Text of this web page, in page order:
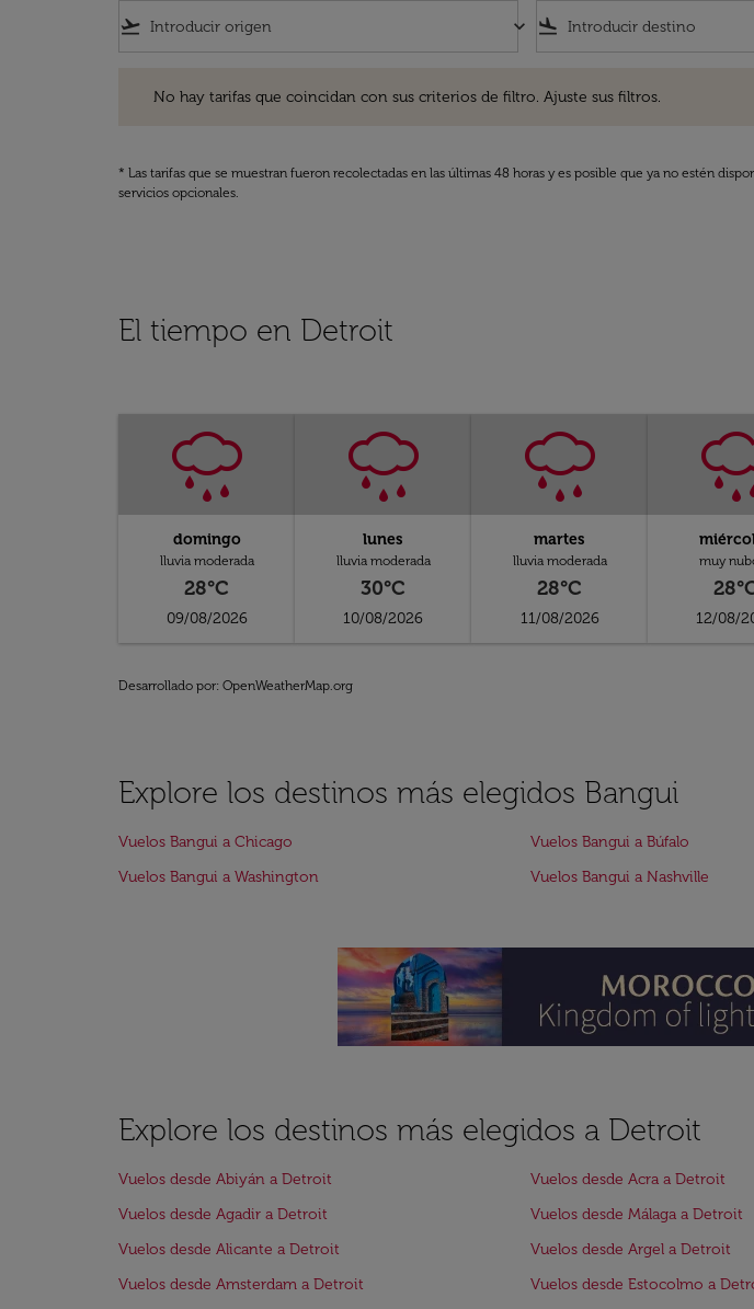
flight_takeoff keyboard_arrow_down flight_land
No hay tarifas que coincidan con sus criterios de filtro. Ajuste sus filtros.
* Las tarifas que se muestran fueron recolectadas en las últimas 48 horas y es posible que ya no estén
servicios opcionales.
El tiempo en Detroit
domingo
lluvia moderada
28°C
09/08/2026
lunes
lluvia moderada
30°C
10/08/2026
martes
lluvia moderada
28°C
11/08/2026
muy
12/08/
Desarrollado por: OpenWeatherMap.org
Explore los destinos más elegidos Bangui
Vuelos Bangui a Chicago Vuelos Bangui a Búfalo
Vuelos Bangui a Washington
Vuelos Bangui a Nashville
Explore los destinos más elegidos a Detroit
Vuelos desde Abiyán a Detroit Vuelos desde Acra a Detroit
Vuelos desde Agadir a Detroit
Vuelos desde Málaga a Detroit
Vuelos desde Alicante a Detroit
Vuelos desde Argel a Detroit
Vuelos desde Amsterdam a Detroit
Vuelos desde Estocolmo a